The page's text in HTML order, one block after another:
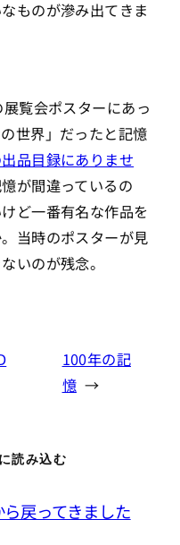
ものが滲み出てきま
覧会ポスターにあっ
世界」だったと記憶
品目録にありませ
が間違っているの
ど一番有名な作品を
当時のポスターが見
いのが残念。
100年の記
憶 →
読み込む
戻ってきました